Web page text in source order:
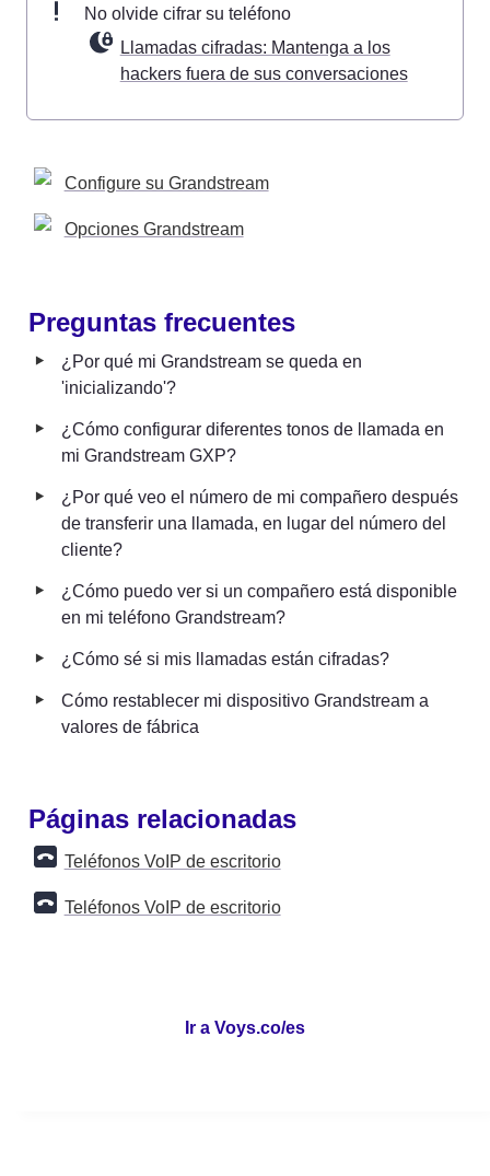
No olvide cifrar su teléfono
Llamadas cifradas: Mantenga a los
hackers fuera de sus conversaciones
Configure su Grandstream
Opciones Grandstream
Preguntas frecuentes
‣
¿Por qué mi Grandstream se queda en
'inicializando'?
‣
¿Cómo configurar diferentes tonos de llamada en
mi Grandstream GXP?
‣
¿Por qué veo el número de mi compañero después
de transferir una llamada, en lugar del número del
cliente?
‣
¿Cómo puedo ver si un compañero está disponible
en mi teléfono Grandstream?
‣ ¿Cómo sé si mis llamadas están cifradas?
‣
Cómo restablecer mi dispositivo Grandstream a
valores de fábrica
Páginas relacionadas
Teléfonos VoIP de escritorio
Teléfonos VoIP de escritorio
Ir a Voys.co/es